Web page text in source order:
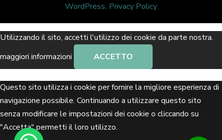
WordPress. Privacy Policy
Utilizzando il sito, accetti l'utilizzo dei cookie da parte nostra.
maggiori informazioni
ACCETTO
Questo sito utilizza i cookie per fornire la migliore esperienza di
navigazione possibile. Continuando a utilizzare questo sito
senza modificare le impostazioni dei cookie o cliccando su
"Accetta" permetti il loro utilizzo.